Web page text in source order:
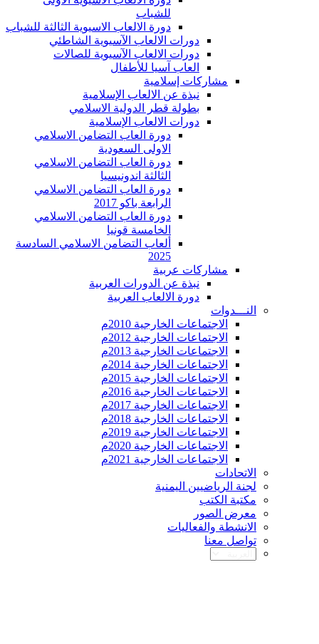
للشباب
دورة الالعاب الاسيوية الثالثة للشباب
دورات الالعاب الآسيوية الشاطئي
دورات الالعاب الآسيوية للصالات
العاب آسيا للأطفال
مشاركات إسلامية
نبذة عن الالعاب الإسلامية
بطولة قطر الدولية الاسلامي
دورات الالعاب الإسلامية
دورة العاب التضامن الاسلامي
الاولى السعودية
دورة العاب التضامن الاسلامي
الثالثة اندونيسيا
دورة العاب التضامن الاسلامي
الرابعة باكو 2017
دورة العاب التضامن الاسلامي
الخامسة قونيا
ألعاب التضامن الاسلامي السادسة
2025
مشاركات عربية
نبذة عن الدورات العربية
دورة الالعاب العربية
النـــدوات
الاجتماعات الخارجية 2010م
الاجتماعات الخارجية 2012م
الاجتماعات الخارجية 2013م
الاجتماعات الخارجية 2014م
الاجتماعات الخارجية 2015م
الاجتماعات الخارجية 2016م
الاجتماعات الخارجية 2017م
الاجتماعات الخارجية 2018م
الاجتماعات الخارجية 2019م
الاجتماعات الخارجية 2020م
الاجتماعات الخارجية 2021م
الاتحادات
لجنة الرياضيين اليمنية
مكتبة الكتب
معرض الصور
الانشطة والفعاليات
تواصل معنا